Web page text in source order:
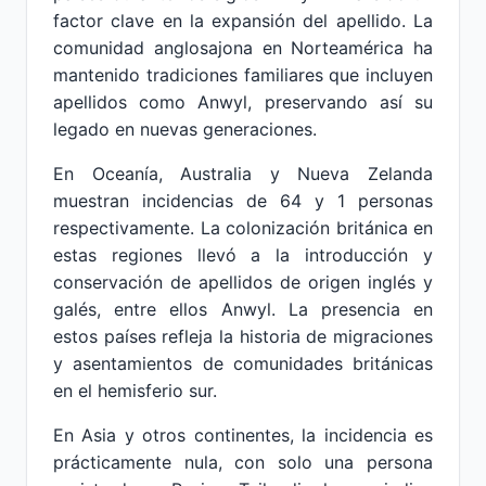
factor clave en la expansión del apellido. La
comunidad anglosajona en Norteamérica ha
mantenido tradiciones familiares que incluyen
apellidos como Anwyl, preservando así su
legado en nuevas generaciones.
En Oceanía, Australia y Nueva Zelanda
muestran incidencias de 64 y 1 personas
respectivamente. La colonización británica en
estas regiones llevó a la introducción y
conservación de apellidos de origen inglés y
galés, entre ellos Anwyl. La presencia en
estos países refleja la historia de migraciones
y asentamientos de comunidades británicas
en el hemisferio sur.
En Asia y otros continentes, la incidencia es
prácticamente nula, con solo una persona